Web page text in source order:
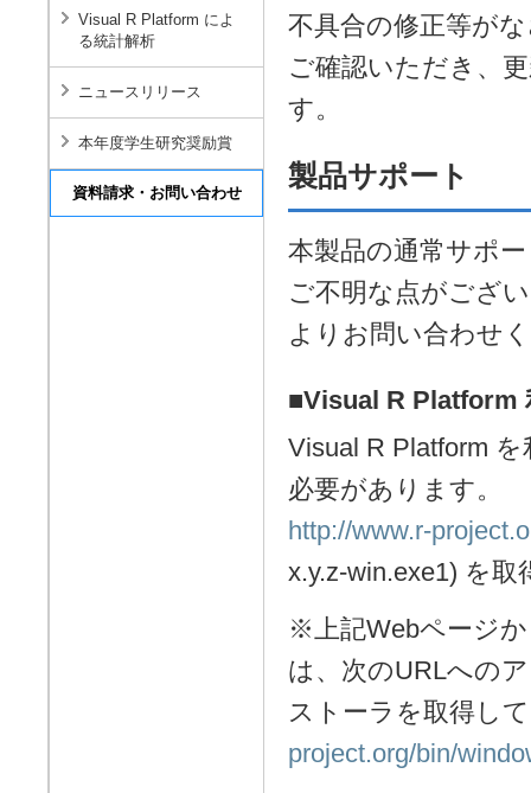
不具合の修正等が
ご確認いただき、
す。
製品サポート
本製品の通常サポ
ご不明な点がござ
よりお問い合わせ
■Visual R Platform
Visual R Platform
必要があります。
http://www.r-
x.y.z-win.exe1) を
※上記Webページ
は、次のURLへの
ストーラを取得し
project.org/bin/
Visual R Platform によ
る統計解析
ニュースリリース
本年度学生研究奨励賞